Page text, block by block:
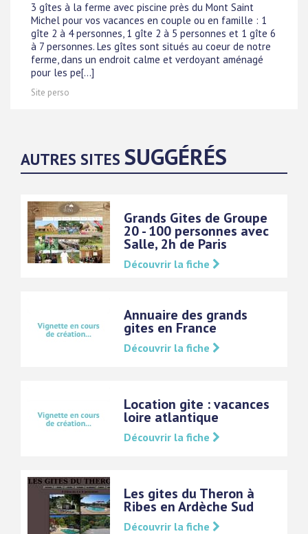
3 gîtes à la ferme avec piscine près du Mont Saint
Michel pour vos vacances en couple ou en famille : 1
gîte 2 à 4 personnes, 1 gîte 2 à 5 personnes et 1 gîte 6
à 7 personnes. Les gîtes sont situés au coeur de notre
ferme, dans un endroit calme et verdoyant aménagé
pour les pe[...]
Site perso
AUTRES SITES SUGGÉRÉS
Grands Gites de Groupe
20 - 100 personnes avec
Salle, 2h de Paris
Découvrir la fiche
Annuaire des grands
gites en France
Découvrir la fiche
Location gite : vacances
loire atlantique
Découvrir la fiche
Les gites du Theron à
Ribes en Ardèche Sud
Découvrir la fiche